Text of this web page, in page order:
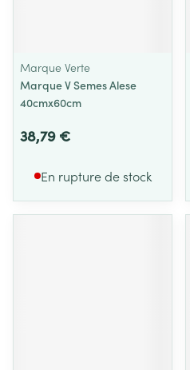
Marque Verte
Marque V Semes Alese
40cmx60cm
38,79 €
En rupture de stock